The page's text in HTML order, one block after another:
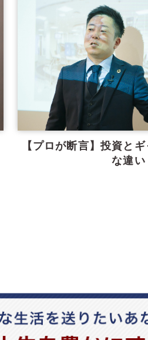
【プロが断言】投資と
な違い